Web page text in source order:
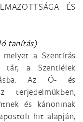
ÉS
tanítás)
a Szentírás
tár, a Szentlélek
Az Ó- és
terjedelmükben,
és kánoninak
hit alapján,